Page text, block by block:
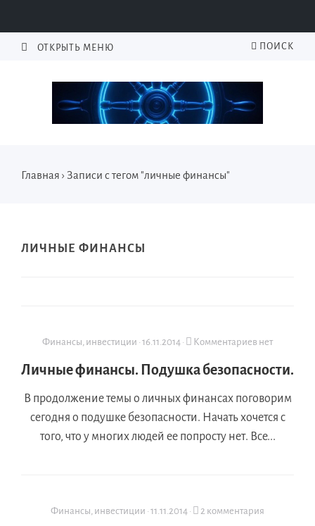
ОТКРЫТЬ МЕНЮ ПОИСК
Главная › Записи с тегом "личные финансы"
ЛИЧНЫЕ ФИНАНСЫ
Финансы, инвестиции · 16.11.2014 · Комментариев нет
Личные финансы. Подушка безопасности.
В продолжение темы о личных финансах поговорим
сегодня о подушке безопасности. Начать хочется с
того, что у многих людей ее попросту нет. Все...
Финансы, инвестиции · 11.11.2014 · 2 комментария